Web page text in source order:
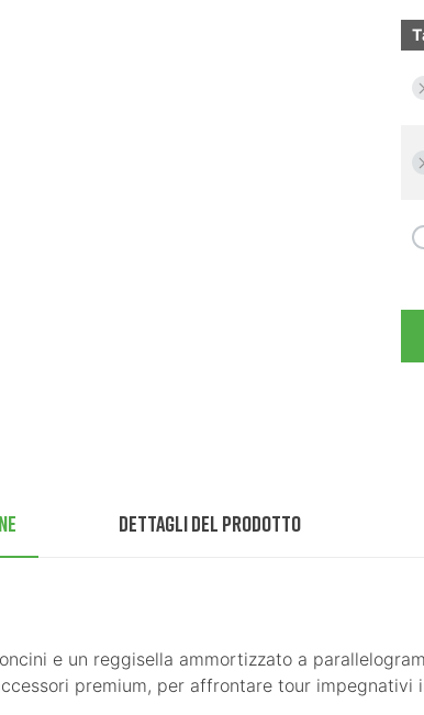
Dettagli del prodotto
e un reggisella ammortizzato a
premium, per affrontare tour impegnativi